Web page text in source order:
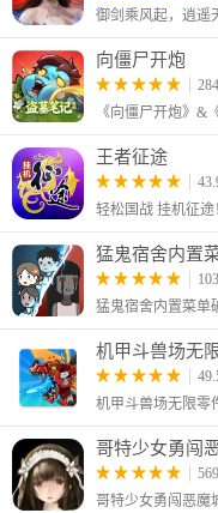
部分英雄介绍
1、千代忍·伊邪那美
适配者，实验编号
整理太微垣数据放松自己
疼，屡次警告无果后只能
斩杀之镰：对单个敌人造
攻击
超限运行：攻击提升35%
态则暴击率提升50%，击
完美刺杀：对目标伤害提升
欧若拉是冰雪之树的继承
胁的圣树，她前往阿巴斯
幸有亚尔曼资助的锈迹钱
御剑乘风起，逍遥
向僵尸开炮
《向僵尸开炮》&
王者征途
轻松国战 挂机征途
猛鬼宿舍内置
机甲斗兽场无
版
哥特少女勇闯